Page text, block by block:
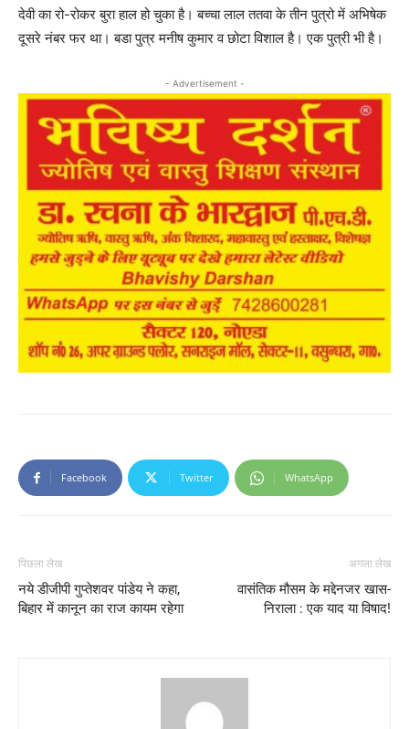
देवी का रो-रोकर बुरा हाल हो चुका है। बच्चा लाल ततवा के तीन पुत्रो में अभिषेक
दूसरे नंबर फर था। बडा पुत्र मनीष कुमार व छोटा विशाल है। एक पुत्री भी है।
- Advertisement -
Facebook Twitter WhatsApp
पिछला लेख
नये डीजीपी गुप्तेशवर पांडेय ने कहा,
बिहार में कानून का राज कायम रहेगा
अगला लेख
वासंतिक मौसम के मद्देनजर खास-
निराला : एक याद या विषाद!